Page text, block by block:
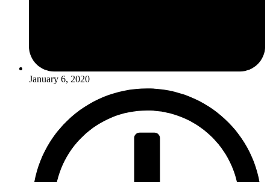
January 6, 2020